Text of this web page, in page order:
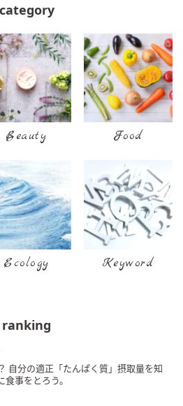
category
Beauty Food
Ecology Keyword
ranking
自分の適正「たんぱく質」摂取量を知
食事をとろう。